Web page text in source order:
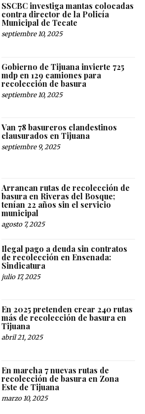
SSCBC investiga mantas colocadas
contra director de la Policía
Municipal de Tecate
septiembre 10, 2025
Gobierno de Tijuana invierte 725
mdp en 129 camiones para
recolección de basura
septiembre 10, 2025
Van 78 basureros clandestinos
clausurados en Tijuana
septiembre 9, 2025
Arrancan rutas de recolección de
basura en Riveras del Bosque;
tenían 22 años sin el servicio
municipal
agosto 7, 2025
Ilegal pago a deuda sin contratos
de recolección en Ensenada:
Sindicatura
julio 17, 2025
En 2025 pretenden crear 240 rutas
más de recolección de basura en
Tijuana
abril 21, 2025
En marcha 7 nuevas rutas de
recolección de basura en Zona
Este de Tijuana
marzo 10, 2025